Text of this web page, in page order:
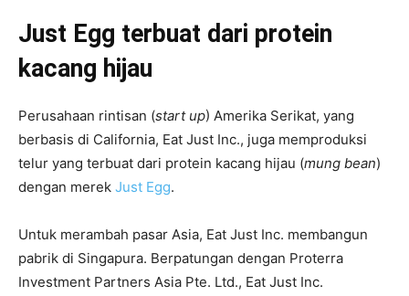
Just Egg terbuat dari protein
kacang hijau
Perusahaan rintisan (start up) Amerika Serikat, yang
berbasis di California, Eat Just Inc., juga memproduksi
telur yang terbuat dari protein kacang hijau (mung bean)
dengan merek Just Egg.
Untuk merambah pasar Asia, Eat Just Inc. membangun
pabrik di Singapura. Berpatungan dengan Proterra
Investment Partners Asia Pte. Ltd., Eat Just Inc.